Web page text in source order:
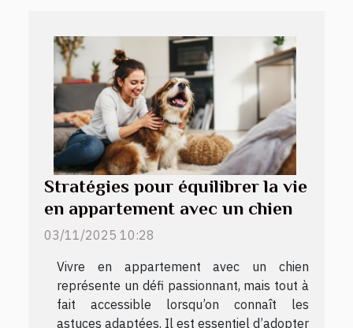
Stratégies pour équilibrer la vie
en appartement avec un chien
03/11/2025 10:28
Vivre en appartement avec un chien
représente un défi passionnant, mais tout à
fait accessible lorsqu’on connaît les
astuces adaptées. Il est essentiel d’adopter